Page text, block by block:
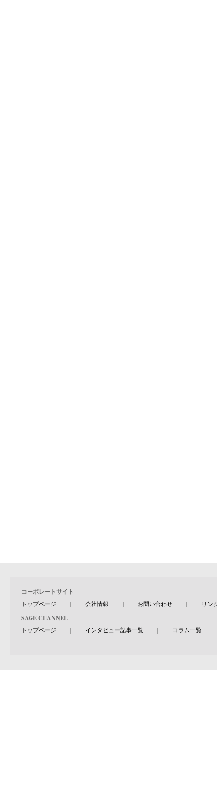
コーポレートサイト
トップページ ｜ 会社情報 ｜ お問い合わせ ｜ リン
SAGE CHANNEL
トップページ ｜ インタビュー記事一覧 ｜ コラム一覧